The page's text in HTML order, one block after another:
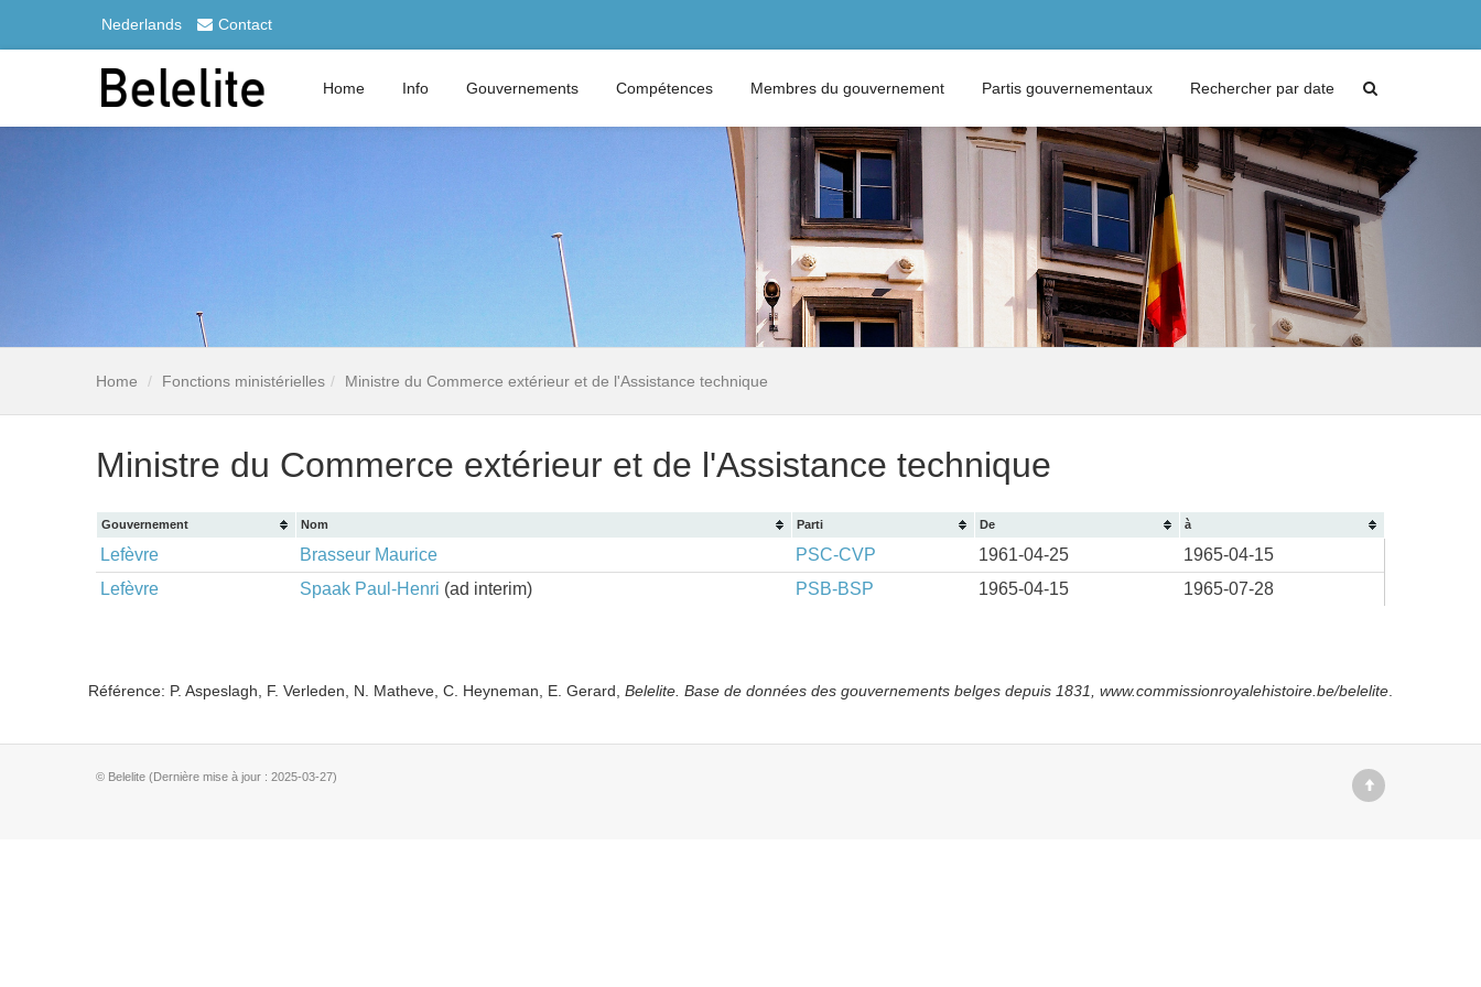
Nederlands Contact
Home Info Gouvernements Compétences Membres du gouvernement Partis gouvernementaux Rechercher par date
Home Fonctions ministérielles Ministre du Commerce extérieur et de l'Assistance technique
Ministre du Commerce extérieur et de l'Assistance technique
Gouvernement Nom Parti De à
Lefèvre Brasseur Maurice PSC-CVP 1961-04-25
1965-04-15
Lefèvre
Spaak Paul-Henri (ad interim) PSB-BSP 1965-04-15 1965-07-28
Référence: P. Aspeslagh, F. Verleden, N. Matheve, C. Heyneman, E. Gerard, Belelite. Base de données des gouvernements belges depuis 1831, www.commissionroyalehistoire.be/belelite
© Belelite (Dernière mise à jour : 2025-03-27)